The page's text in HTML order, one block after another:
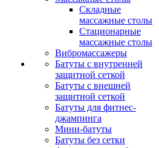
Складные
массажные столы
Стационарные
массажные столы
Вибромассажеры
Батуты с внутренней
защитной сеткой
Батуты с внешней
защитной сеткой
Батуты для фитнес-
джампинга
Мини-батуты
Батуты без сетки